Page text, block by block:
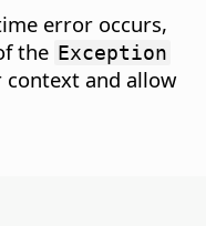
error occurs,
the Exception
and allow